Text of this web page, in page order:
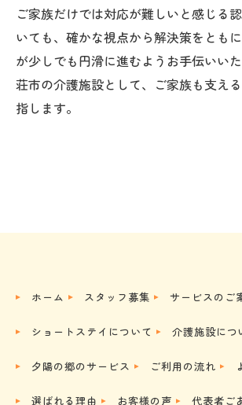
ご家族だけでは対応が難しいと感じる
いても、確かな視点から解決策をとも
が少しでも円滑に進むようお手伝いい
荘市の介護施設として、ご家族も支え
指します。
ホーム スタッフ募集 サービスのご
ショートステイについて 介護施設につ
夕陽の郷のサービス ご利用の流れ
選ばれる理由 お客様の声 代表者ご